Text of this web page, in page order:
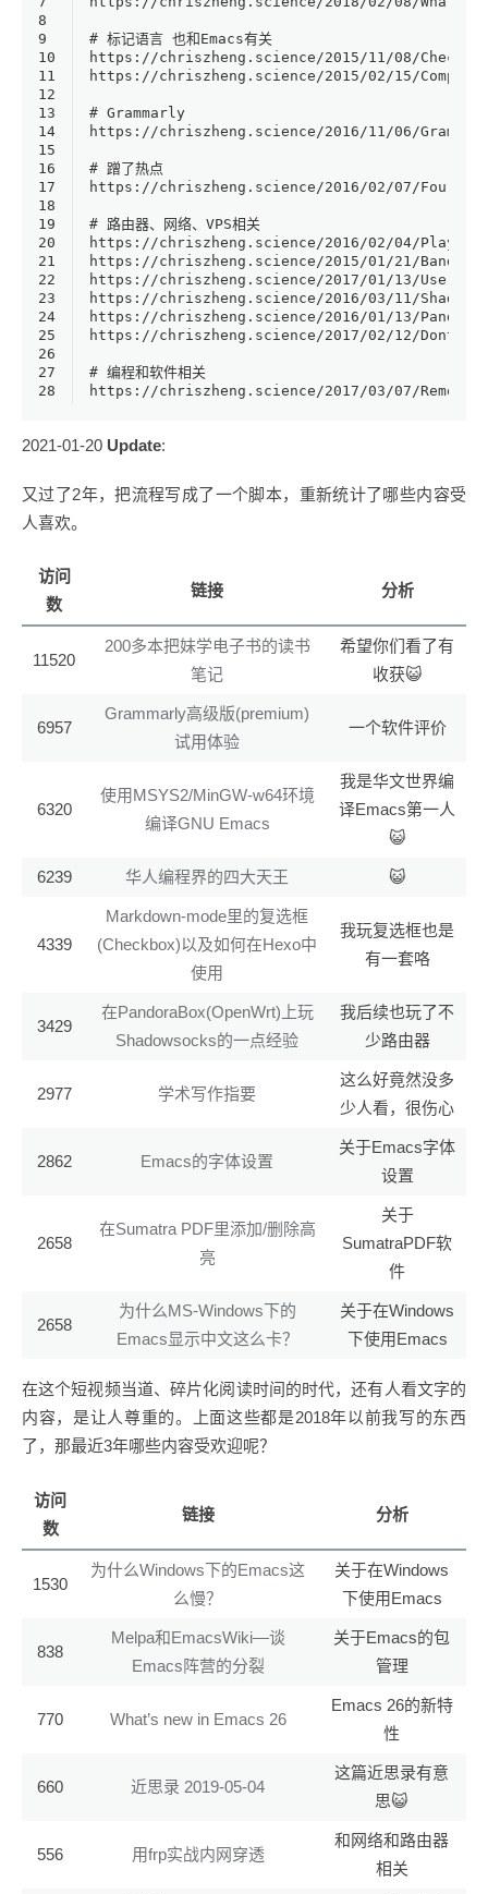
8
9
10
11
12
13
14
15
16
17
18
19
20
21
22
23
24
25
26
27
28
# 标记语言 也和Emacs有关
# Grammarly
# 蹭了热点
# 路由器、网络、VPS相关
# 编程和软件相关
2021-01-20 Update:
又过了2年，把流程写成了一个脚本，重新统计了哪些内容受
人喜欢。
访问
数
链接 分析
11520
200多本把妹学电子书的读书
笔记
希望你们看了有
收获😺
6957
Grammarly高级版(premium)
试用体验
一个软件评价
6320
使用MSYS2/MinGW-w64环境
编译GNU Emacs
我是华文世界编
译Emacs第一人
😺
6239 华人编程界的四大天王 😺
4339
Markdown-mode里的复选框
(Checkbox)以及如何在Hexo中
使用
我玩复选框也是
有一套咯
3429
在PandoraBox(OpenWrt)上玩
Shadowsocks的一点经验
我后续也玩了不
少路由器
2977 学术写作指要
这么好竟然没多
少人看，很伤心
2862 Emacs的字体设置
关于Emacs字体
设置
2658
在Sumatra PDF里添加/删除高
亮
关于
SumatraPDF软
件
2658
为什么MS-Windows下的
Emacs显示中文这么卡？
关于在Windows
下使用Emacs
在这个短视频当道、碎片化阅读时间的时代，还有人看文字的
内容，是让人尊重的。上面这些都是2018年以前我写的东西
了，那最近3年哪些内容受欢迎呢？
访问
数
链接 分析
1530
为什么Windows下的Emacs这
么慢？
关于在Windows
下使用Emacs
838
Melpa和EmacsWiki—谈
Emacs阵营的分裂
关于Emacs的包
管理
770 What’s new in Emacs 26
Emacs 26的新特
性
660 近思录 2019-05-04
这篇近思录有意
思😺
556 用frp实战内网穿透
和网络和路由器
相关